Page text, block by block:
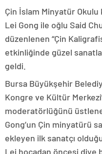
Çin İslam Minyatür
Lei Gong ile oğlu Said
düzenlenen “Çin
etkinliğinde güzel
geldi.
Bursa Büyükşehir
Kongre ve Kültür
moderatörlüğünü
Gong’un Çin minyatürü
ekleyen ilk sanatçı
Lei hocadan öncesi diye